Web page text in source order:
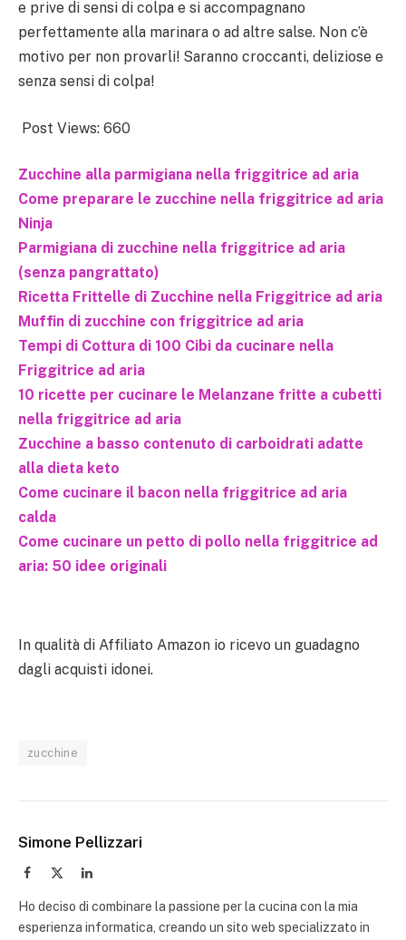
e prive di sensi di colpa e si accompagnano
perfettamente alla marinara o ad altre salse. Non c’è
motivo per non provarli! Saranno croccanti, deliziose e
senza sensi di colpa!
Post Views: 660
Zucchine alla parmigiana nella friggitrice ad aria
Come preparare le zucchine nella friggitrice ad aria
Ninja
Parmigiana di zucchine nella friggitrice ad aria
(senza pangrattato)
Ricetta Frittelle di Zucchine nella Friggitrice ad aria
Muffin di zucchine con friggitrice ad aria
Tempi di Cottura di 100 Cibi da cucinare nella
Friggitrice ad aria
10 ricette per cucinare le Melanzane fritte a cubetti
nella friggitrice ad aria
Zucchine a basso contenuto di carboidrati adatte
alla dieta keto
Come cucinare il bacon nella friggitrice ad aria
calda
Come cucinare un petto di pollo nella friggitrice ad
aria: 50 idee originali
In qualità di Affiliato Amazon io ricevo un guadagno
dagli acquisti idonei.
zucchine
Simone Pellizzari
Facebook LinkedIn
Ho deciso di combinare la passione per la cucina con la mia
esperienza informatica, creando un sito web specializzato in